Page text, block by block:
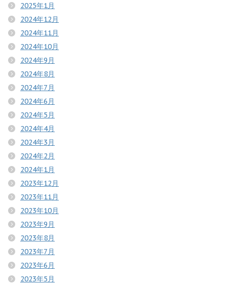
2025年1月
2024年12月
2024年11月
2024年10月
2024年9月
2024年8月
2024年7月
2024年6月
2024年5月
2024年4月
2024年3月
2024年2月
2024年1月
2023年12月
2023年11月
2023年10月
2023年9月
2023年8月
2023年7月
2023年6月
2023年5月